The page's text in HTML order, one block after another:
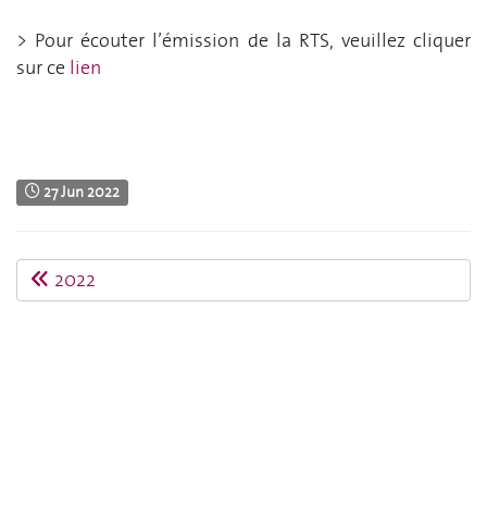
> Pour écouter l’émission de la RTS, veuillez cliquer
sur ce lien
27 Jun 2022
2022